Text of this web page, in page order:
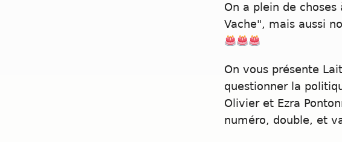
On a plein de
Vache", mais aussi
On vous présente
questionner la
Olivier et Ezra
numéro, double, et